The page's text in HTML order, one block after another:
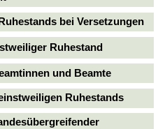
bei Versetzungen
Ruhestand
und Beamte
Ruhestands